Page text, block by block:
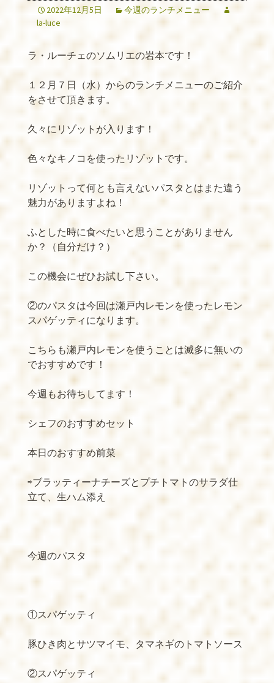
2022年12月5日
今週のランチメニュー
la-luce
ラ・ルーチェのソムリエの岩本です！
１２月７日（水）からのランチメニューのご紹介
をさせて頂きます。
久々にリゾットが入ります！
色々なキノコを使ったリゾットです。
リゾットって何とも言えないパスタとはまた違う
魅力がありますよね！
ふとした時に食べたいと思うことがありません
か？（自分だけ？）
この機会にぜひお試し下さい。
②のパスタは今回は瀬戸内レモンを使ったレモン
スパゲッティになります。
こちらも瀬戸内レモンを使うことは滅多に無いの
でおすすめです！
今週もお待ちしてます！
シェフのおすすめセット
本日のおすすめ前菜
⇨ブラッティーナチーズとプチトマトのサラダ仕
立て、生ハム添え
今週のパスタ
①スパゲッティ
豚ひき肉とサツマイモ、タマネギのトマトソース
②スパゲッティ